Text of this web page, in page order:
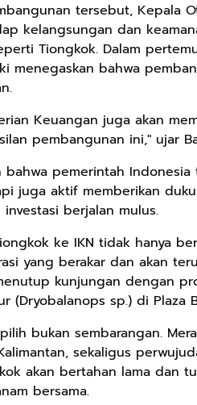
tersebut, Kepala
kelangsungan dan
Tiongkok. Dalam
menegaskan bahwa
Keuangan juga akan
pembangunan ini," ujar
bahwa pemerintah
juga aktif memberikan
berjalan mulus.
ke IKN tidak hanya
yang berakar dan akan
kunjungan dengan
(Dryobalanops sp.) di Plaza
bukan sembarangan.
sekaligus
akan bertahan lama dan
bersama.